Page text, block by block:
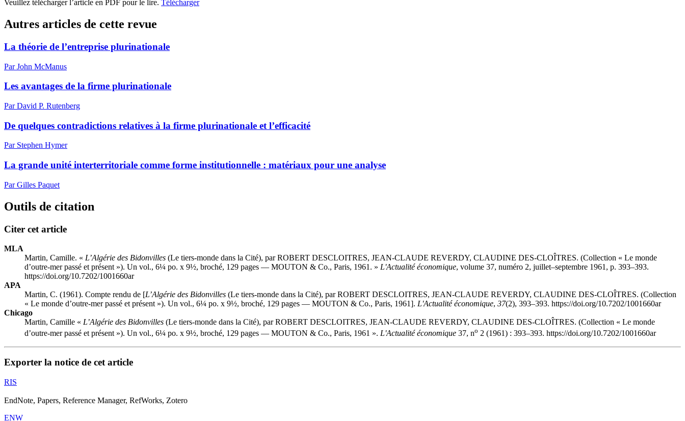
Veuillez télécharger l’article en PDF pour le lire. Télécharger
Autres articles de cette revue
La théorie de l’entreprise plurinationale
Par John McManus
Les avantages de la firme plurinationale
Par David P. Rutenberg
De quelques contradictions relatives à la firme plurinationale et l’efficacité
Par Stephen Hymer
La grande unité interterritoriale comme forme institutionnelle : matériaux pour une analyse
Par Gilles Paquet
Outils de citation
Citer cet article
MLA
Martin, Camille. « L’Algérie des Bidonvilles (Le tiers-monde dans la Cité), par ROBERT DESCLOITRES, JEAN-CLAUDE REVERDY, CLAUDINE DES-CLOÎTRES. (Collection « Le monde
d’outre-mer passé et présent »). Un vol., 6¼ po. x 9½, broché, 129 pages — MOUTON & Co., Paris, 1961. » L'Actualité économique, volume 37, numéro 2, juillet–septembre 1961, p. 393–393.
https://doi.org/10.7202/1001660ar
APA
Martin, C. (1961). Compte rendu de [L’Algérie des Bidonvilles (Le tiers-monde dans la Cité), par ROBERT DESCLOITRES, JEAN-CLAUDE REVERDY, CLAUDINE DES-CLOÎTRES. (Collection
« Le monde d’outre-mer passé et présent »). Un vol., 6¼ po. x 9½, broché, 129 pages — MOUTON & Co., Paris, 1961]. L'Actualité économique, 37(2), 393–393. https://doi.org/10.7202/1001660ar
Chicago
Martin, Camille « L’Algérie des Bidonvilles (Le tiers-monde dans la Cité), par ROBERT DESCLOITRES, JEAN-CLAUDE REVERDY, CLAUDINE DES-CLOÎTRES. (Collection « Le monde
d’outre-mer passé et présent »). Un vol., 6¼ po. x 9½, broché, 129 pages — MOUTON & Co., Paris, 1961 ». L'Actualité économique 37, no 2 (1961) : 393–393. https://doi.org/10.7202/1001660ar
Exporter la notice de cet article
RIS
EndNote, Papers, Reference Manager, RefWorks, Zotero
ENW